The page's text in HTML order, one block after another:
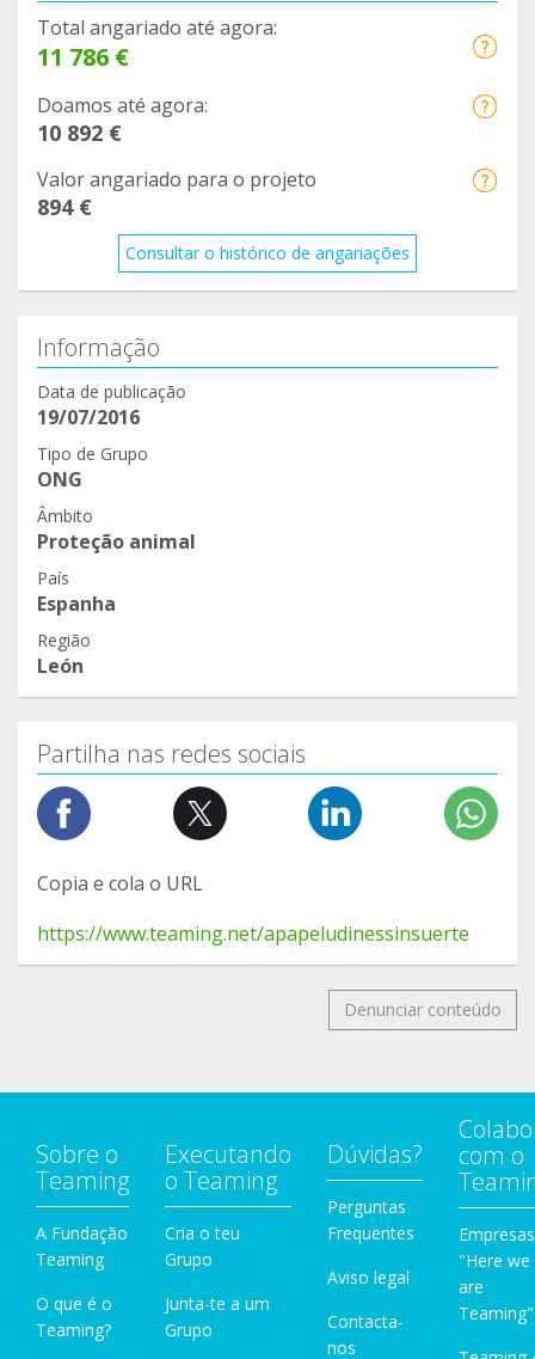
Total angariado até agora:
11 786 €
Doamos até agora:
10 892 €
Valor angariado para o projeto
894 €
Consultar o histórico de angariações
Informação
Data de publicação
19/07/2016
Tipo de Grupo
ONG
Âmbito
Proteção animal
País
Espanha
Região
León
Partilha nas redes sociais
Copia e cola o URL
https://www.teaming.net/apapeludinessinsuerte
Denunciar conteúdo
Sobre o
Teaming
A Fundação
Teaming
O que é o
Teaming?
Executando
o Teaming
Cria o teu
Grupo
Junta-te a um
Grupo
Dúvidas?
Perguntas
Frequentes
Aviso legal
Contacta-
nos
com o
Empresas
"Here we
are
Teaming"